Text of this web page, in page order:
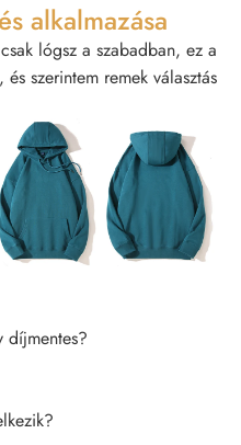
alkalmazása
lógsz a szabadban, ez a
szerintem remek választás
díjmentes?